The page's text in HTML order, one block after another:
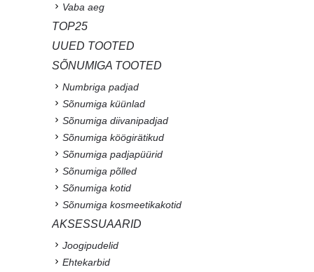
Vaba aeg
TOP25
UUED TOOTED
SÕNUMIGA TOOTED
Numbriga padjad
Sõnumiga küünlad
Sõnumiga diivanipadjad
Sõnumiga köögirätikud
Sõnumiga padjapüürid
Sõnumiga põlled
Sõnumiga kotid
Sõnumiga kosmeetikakotid
AKSESSUAARID
Joogipudelid
Ehtekarbid